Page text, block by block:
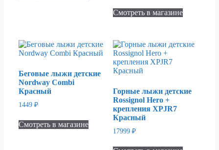
Смотреть в магазине
Беговые лыжи детские
Nordway Combi
Красный
1449 ₽
Смотреть в магазине
Горные лыжи детские
Rossignol Hero +
крепления XPJR7
Красный
17999₽